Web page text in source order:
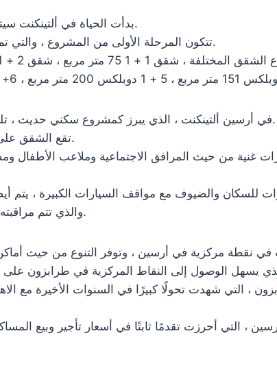
بدأت الحياة في ألتينكنت سيتسي في أرسين ، أحد مشاريع الإسكان الفاخر في طرابزون أرسين.
تتكون المرحلة الأولى من المشروع ، والتي تم بناؤها على مساحة 15000 متر مربع ، من 119 شقة في ست كتل.
في أرسين ألتينكنت ، الذي يبرز كمشروع سكني حديث ، تلبي الشقق احتياجات الراحة والتكنولوجيا والأمن على أعلى مستوى.
تقع الشقق على بعد 150 مترًا من شاطئ أرسين ، وتلفت الانتباه بشرفاتها الكبيرة.
غنية من حيث المرافق الاجتماعية وملاعب الأطفال
والضيوف مع مواقف السيارات الكبيرة ، يتم
والذي تتم مراقبته باستخدام نظام كاميرا يعمل على مدار الساعة طوال أيام الأسبوع.
، التي شهدت تحولًا كبيرًا في السنوات الأخيرة مع